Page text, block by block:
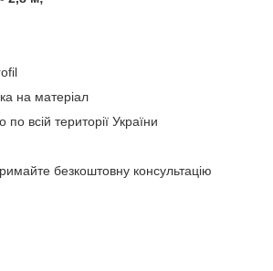
на матеріал
всій території України
безкоштовну консультацію